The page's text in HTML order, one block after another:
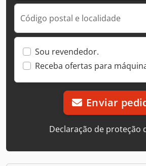
Código postal e localidade
Sou revendedor.
Receba ofertas para
Enviar
Declaração de proteção